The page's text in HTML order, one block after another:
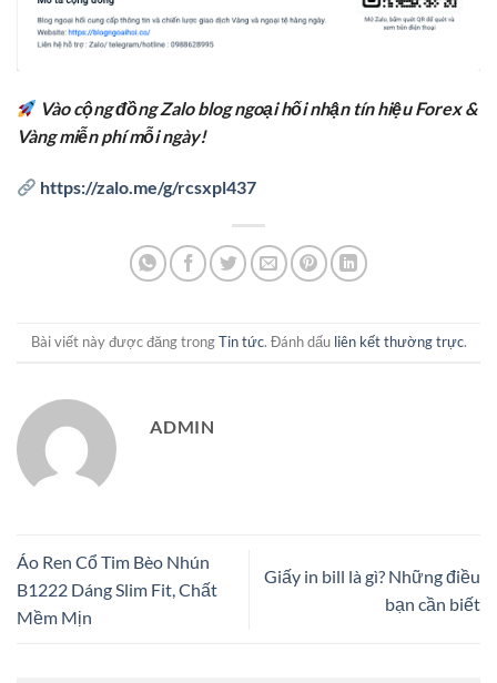
Vào cộng đồng Zalo blog ngoại hối nhận tín hiệu Forex &
Vàng miễn phí mỗi ngày!
https://zalo.me/g/rcsxpl437
Bài viết này được đăng trongTin tức. Đánh dấu liên kết thường trực.
ADMIN
Áo Ren Cổ Tim Bèo Nhún
B1222 Dáng Slim Fit, Chất
Mềm Mịn
Giấy in bill là gì? Những điều
bạn cần biết